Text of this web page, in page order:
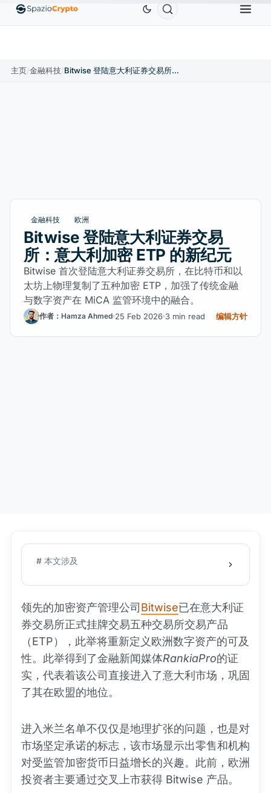
EthereumETHUS$1,880.58 TetherUSDT ↑0.00%
主页/金融科技/ Bitwise 登陆意大利证券交易所：意大利加密 ETP 的新纪元
金融科技 欧洲
Bitwise 登陆意大利证券交易
所：意大利加密 ETP 的新纪元
Bitwise 首次登陆意大利证券交易所，在比特币和以
太坊上物理复制了五种加密 ETP，加强了传统金融
与数字资产在 MiCA 监管环境中的融合。
作者：Hamza Ahmed 25 Feb 2026 3 min read 编辑方针
# 本文涉及
领先的加密资产管理公司 Bitwise已在意大利证
券交易所正式挂牌交易五种交易所交易产品
（ETP），此举将重新定义欧洲数字资产的可及
性。此举得到了金融新闻媒体RankiaPro的证
实，代表着该公司直接进入了意大利市场，巩固
了其在欧盟的地位。
进入米兰名单不仅仅是地理扩张的问题，也是对
市场坚定承诺的标志，该市场显示出零售和机构
对受监管加密货币日益增长的兴趣。此前，欧洲
投资者主要通过交叉上市获得 Bitwise 产品。